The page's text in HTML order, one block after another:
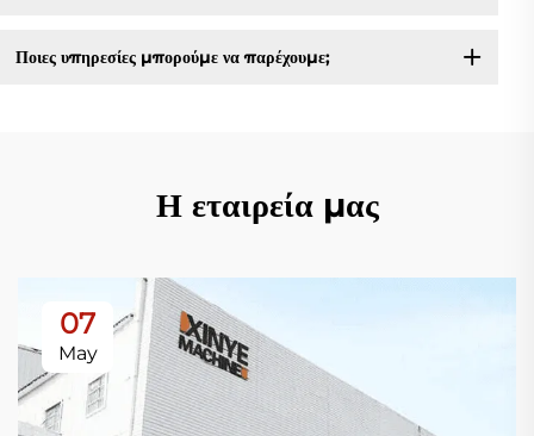
Ποιες υπηρεσίες μπορούμε να παρέχουμε;
Η εταιρεία μας
07
May